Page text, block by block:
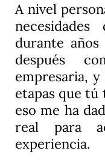
A nivel
durante
después
empresaria,
etapas que tú
eso me ha
real para
experiencia.